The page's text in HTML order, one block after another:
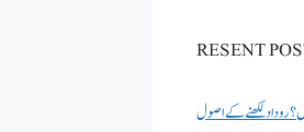
RESENT
روداد لکھنے کے اصول